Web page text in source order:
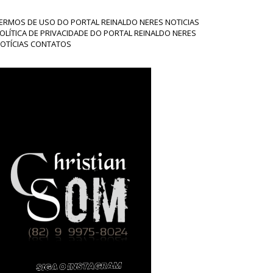
DE USO DO PORTAL REINALDO NERES NOTICIAS
DE PRIVACIDADE DO PORTAL REINALDO NERES
CONTATOS